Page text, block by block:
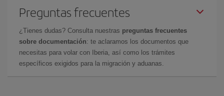
Preguntas frecuentes
¿Tienes dudas? Consulta nuestras preguntas frecuentes
sobre documentación: te aclaramos los documentos que
necesitas para volar con Iberia, así como los trámites
específicos exigidos para la migración y aduanas.